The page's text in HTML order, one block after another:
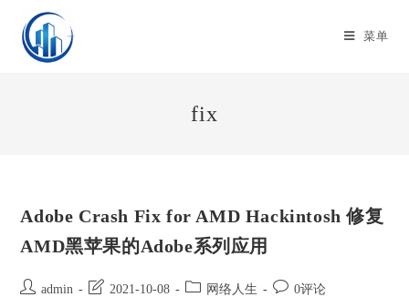
content
菜单
fix
Adobe Crash Fix for AMD Hackintosh 修复
AMD黑苹果的Adobe系列应用
Postadmin
Post 2021-10-08
Post 网络人生
Post0评论